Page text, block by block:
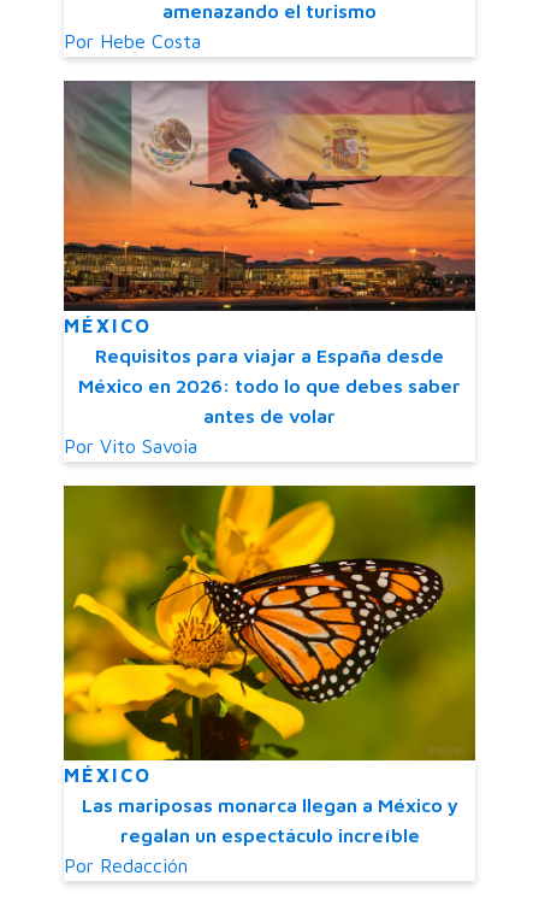
amenazando el turismo
Por Hebe Costa
MÉXICO
Requisitos para viajar a España desde
México en 2026: todo lo que debes saber
antes de volar
Por Vito Savoia
MÉXICO
Las mariposas monarca llegan a México y
regalan un espectáculo increíble
Por Redacción